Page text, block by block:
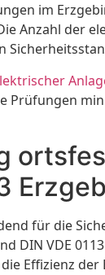
im
Anzahl der
Prüfungen
für die
DIN VDE
Effizienz der